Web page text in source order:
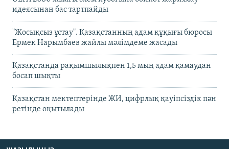
идеясынан бас тартпайды
"Жосықсыз ұстау". Қазақстанның адам құқығы бюросы
Ермек Нарымбаев жайлы мәлімдеме жасады
Қазақстанда рақымшылықпен 1,5 мың адам қамаудан
босап шықты
Қазақстан мектептерінде ЖИ, цифрлық қауіпсіздік пән
ретінде оқытылады